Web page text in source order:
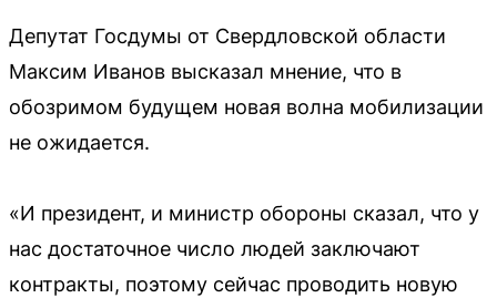
Депутат Госдумы от Свердловской области
Максим Иванов высказал мнение, что в
обозримом будущем новая волна мобилизации
не ожидается.
«И президент, и министр обороны сказал, что у
нас достаточное число людей заключают
контракты, поэтому сейчас проводить новую